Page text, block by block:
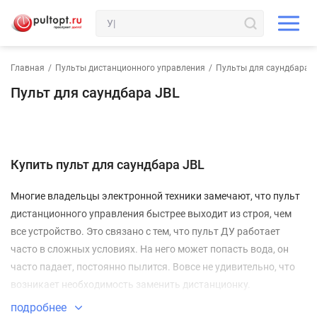
Главная / Пульты дистанционного управления / Пульты для саундбара
Пульт для саундбара JBL
Купить пульт для саундбара JBL
Многие владельцы электронной техники замечают, что пульт
дистанционного управления быстрее выходит из строя, чем
все устройство. Это связано с тем, что пульт ДУ работает
часто в сложных условиях. На него может попасть вода, он
часто падает, постоянно пылится. Вовсе не удивительно, что
возникает необходимость заменить дистанционку.
Ваш пульт для саундбара JBL
подробнее